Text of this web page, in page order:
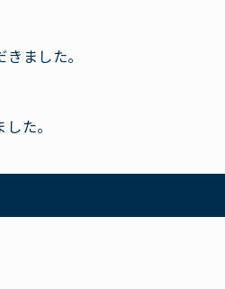
ました。
た。